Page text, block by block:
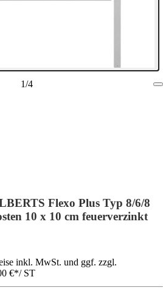
1/4
Flexo Plus Typ 8/6/8
10 x 10 cm feuerverzinkt
inkl. MwSt. und ggf. zzgl.
€*/ ST